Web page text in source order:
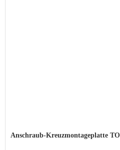
Anschraub-Kreuzmontageplatte